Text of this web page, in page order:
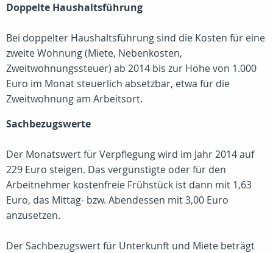
Doppelte Haushaltsführung
Bei doppelter Haushaltsführung sind die Kosten für eine
zweite Wohnung (Miete, Nebenkosten,
Zweitwohnungssteuer) ab 2014 bis zur Höhe von 1.000
Euro im Monat steuerlich absetzbar, etwa für die
Zweitwohnung am Arbeitsort.
Sachbezugswerte
Der Monatswert für Verpflegung wird im Jahr 2014 auf
229 Euro steigen. Das vergünstigte oder für den
Arbeitnehmer kostenfreie Frühstück ist dann mit 1,63
Euro, das Mittag- bzw. Abendessen mit 3,00 Euro
anzusetzen.
Der Sachbezugswert für Unterkunft und Miete beträgt